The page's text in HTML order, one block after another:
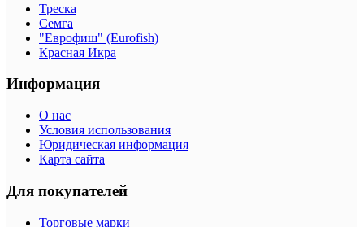
Треска
Семга
"Еврофиш" (Eurofish)
Красная Икра
Информация
О нас
Условия использования
Юридическая информация
Карта сайта
Для покупателей
Торговые марки